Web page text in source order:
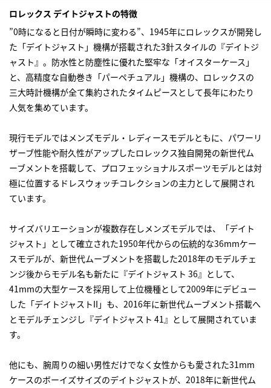
ロレックス デイトジャストの特徴
”0時になると日付が瞬時に変わる”、1945年にロレックスが開発し
た「デイトジャスト」機構が搭載された3針スタイルの『デイトジ
ャスト』。防水性と防塵性に優れた堅牢な「オイスターケース」
と、高精度な自動巻き「パーペチュアル」機構の、ロレックスの
三大時計機構が全て集約されたタイムピースとして長年にわたり
人気を集めています。
現行モデルではメンズモデル・レディースモデルともに、パワーリ
ザーブ性能や耐久性がアップしたロレックス独自開発の新世代ム
ーブメントを搭載して、プロフェッショナルスポーツモデルとは対
極に位置するドレスウォッチコレクションの主力として展開され
ています。
サイズバリエーションが複数存在しメンズモデルでは、「デイト
ジャスト」として確立された1950年代からの伝統的な36mmケー
スモデルが、新世代ムーブメントを搭載した2018年のモデルチェ
ンジ後からモデル名も新たに『デイトジャスト 36』として、
41mmの大型ケースを採用して上位機種として2009年にデビュー
した「デイトジャストII」も、2016年に新世代ムーブメント搭載へ
とモデルチェンジし『デイトジャスト 41』として展開されていま
す。
他にも、腕周りの細い男性だけでなく女性からも愛された31mm
ケースのボーイズサイズのデイトジャストが、2018年に新世代ム